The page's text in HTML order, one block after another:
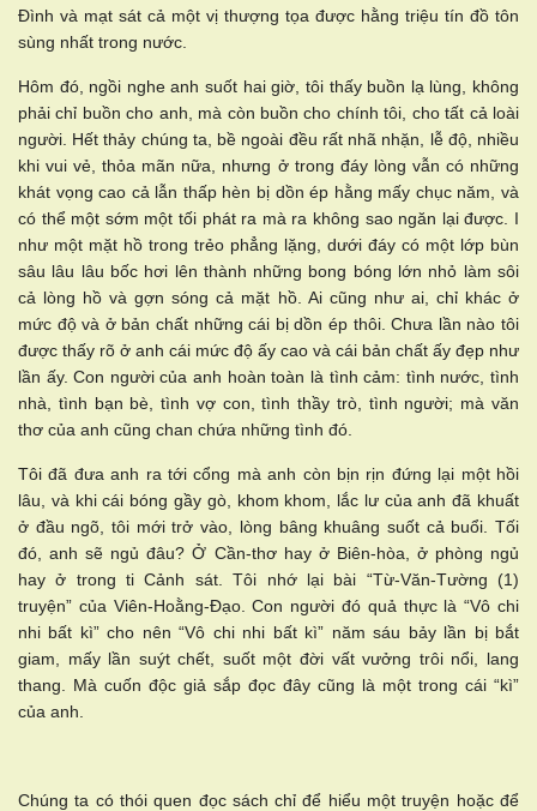
Đình và mạt sát cả một vị thượng tọa được hằng triệu tín đồ tôn
sùng nhất trong nước.
Hôm đó, ngồi nghe anh suốt hai giờ, tôi thấy buồn lạ lùng, không
phải chỉ buồn cho anh, mà còn buồn cho chính tôi, cho tất cả loài
người. Hết thảy chúng ta, bề ngoài đều rất nhã nhặn, lễ độ, nhiều
khi vui vẻ, thỏa mãn nữa, nhưng ở trong đáy lòng vẫn có những
khát vọng cao cả lẫn thấp hèn bị dồn ép hằng mấy chục năm, và
có thể một sớm một tối phát ra mà ra không sao ngăn lại được. I
như một mặt hồ trong trẻo phẳng lặng, dưới đáy có một lớp bùn
sâu lâu lâu bốc hơi lên thành những bong bóng lớn nhỏ làm sôi
cả lòng hồ và gợn sóng cả mặt hồ. Ai cũng như ai, chỉ khác ở
mức độ và ở bản chất những cái bị dồn ép thôi. Chưa lần nào tôi
được thấy rõ ở anh cái mức độ ấy cao và cái bản chất ấy đẹp như
lần ấy. Con người của anh hoàn toàn là tình cảm: tình nước, tình
nhà, tình bạn bè, tình vợ con, tình thầy trò, tình người; mà văn
thơ của anh cũng chan chứa những tình đó.
Tôi đã đưa anh ra tới cổng mà anh còn bịn rịn đứng lại một hồi
lâu, và khi cái bóng gầy gò, khom khom, lắc lư của anh đã khuất
ở đầu ngõ, tôi mới trở vào, lòng bâng khuâng suốt cả buổi. Tối
đó, anh sẽ ngủ đâu? Ở Cần-thơ hay ở Biên-hòa, ở phòng ngủ
hay ở trong ti Cảnh sát. Tôi nhớ lại bài “Từ-Văn-Tường (1)
truyện” của Viên-Hoằng-Đạo. Con người đó quả thực là “Vô chi
nhi bất kì” cho nên “Vô chi nhi bất kì” năm sáu bảy lần bị bắt
giam, mấy lần suýt chết, suốt một đời vất vưởng trôi nổi, lang
thang. Mà cuốn độc giả sắp đọc đây cũng là một trong cái “kì”
của anh.
Chúng ta có thói quen đọc sách chỉ để hiểu một truyện hoặc để